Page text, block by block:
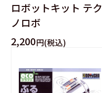
ロボットキット テク
ノロボ
2,200円(税込)